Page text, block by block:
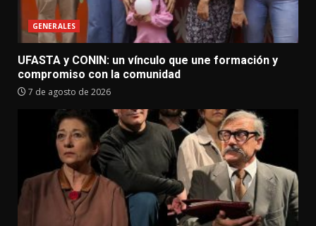
GENERALES
UFASTA y CONIN: un vínculo que une formación y
compromiso con la comunidad
7 de agosto de 2026